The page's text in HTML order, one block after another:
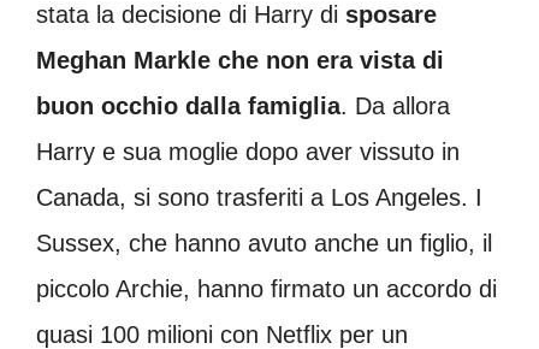
stata la decisione di Harry di sposare
Meghan Markle che non era vista di
buon occhio dalla famiglia. Da allora
Harry e sua moglie dopo aver vissuto in
Canada, si sono trasferiti a Los Angeles. I
Sussex, che hanno avuto anche un figlio, il
piccolo Archie, hanno firmato un accordo di
quasi 100 milioni con Netflix per un